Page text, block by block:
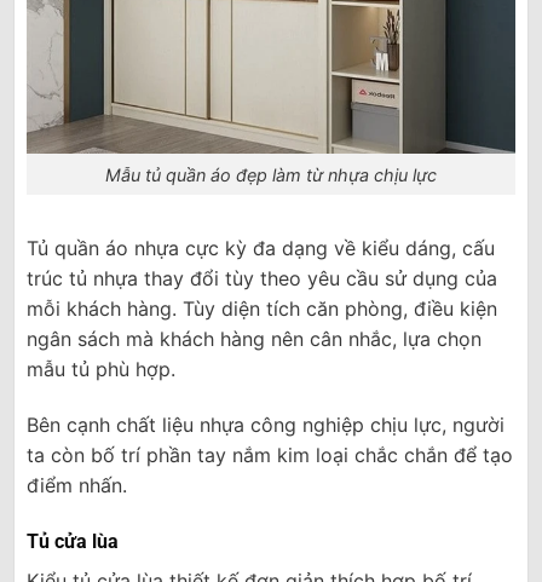
Mẫu tủ quần áo đẹp làm từ nhựa chịu lực
Tủ quần áo nhựa cực kỳ đa dạng về kiểu dáng, cấu
trúc tủ nhựa thay đổi tùy theo yêu cầu sử dụng của
mỗi khách hàng. Tùy diện tích căn phòng, điều kiện
ngân sách mà khách hàng nên cân nhắc, lựa chọn
mẫu tủ phù hợp.
Bên cạnh chất liệu nhựa công nghiệp chịu lực, người
ta còn bố trí phần tay nắm kim loại chắc chắn để tạo
điểm nhấn.
Tủ cửa lùa